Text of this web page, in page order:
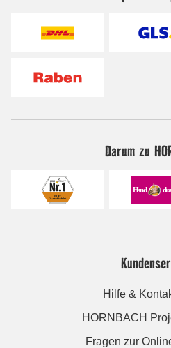
Darum zu
Hilfe &
HORNBACH
Fragen zur